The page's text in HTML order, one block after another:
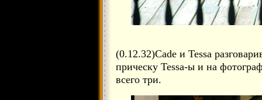
(0.12.32)Cade и Tessa
прическу Tessa-ы и на
всего три.